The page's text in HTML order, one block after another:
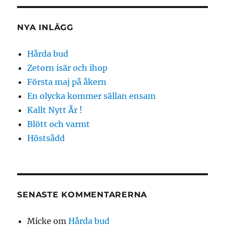
NYA INLÄGG
Hårda bud
Zetorn isär och ihop
Första maj på åkern
En olycka kommer sällan ensam
Kallt Nytt År !
Blött och varmt
Höstsådd
SENASTE KOMMENTARERNA
Micke omHårda bud